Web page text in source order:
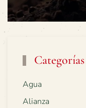
Categorías
Agua
Alianza